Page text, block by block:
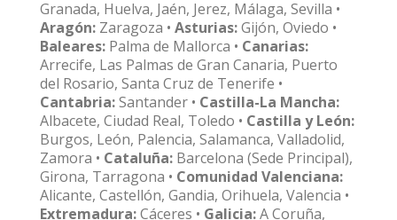
Granada, Huelva, Jaén, Jerez, Málaga, Sevilla •
Aragón: Zaragoza • Asturias:Gijón, Oviedo •
Baleares: Palma de Mallorca • Canarias:
Arrecife, Las Palmas de Gran Canaria, Puerto
del Rosario, Santa Cruz de Tenerife •
Cantabria:Santander • Castilla-La Mancha:
Albacete, Ciudad Real, Toledo • Castilla y León:
Burgos, León, Palencia, Salamanca, Valladolid,
Zamora • Cataluña: Barcelona (Sede Principal),
Girona, Tarragona • Comunidad Valenciana:
Alicante, Castellón, Gandia, Orihuela, Valencia •
Extremadura:Cáceres • Galicia:A Coruña,